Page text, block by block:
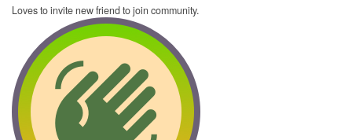
Loves to invite new friend to join community.